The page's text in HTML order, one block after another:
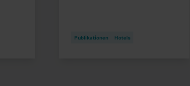
Publikationen Hotels